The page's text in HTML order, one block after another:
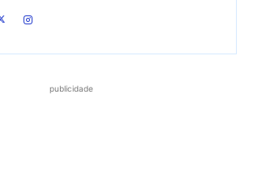
publicidade